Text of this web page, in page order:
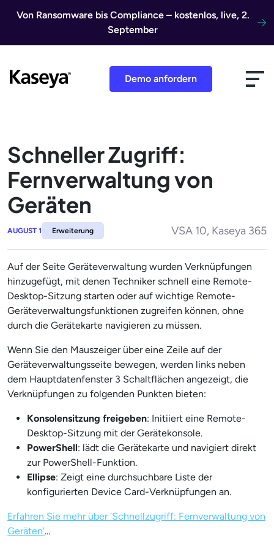
Von Ransomware bis Compliance – kostenlos, live, 2.
September
Demo anfordern
Schneller Zugriff:
Fernverwaltung von
Geräten
AUGUST 1 Erweiterung VSA 10, Kaseya 365
Auf der Seite Geräteverwaltung wurden Verknüpfungen
hinzugefügt, mit denen Techniker schnell eine Remote-
Desktop-Sitzung starten oder auf wichtige Remote-
Geräteverwaltungsfunktionen zugreifen können, ohne
durch die Gerätekarte navigieren zu müssen.
Wenn Sie den Mauszeiger über eine Zeile auf der
Geräteverwaltungsseite bewegen, werden links neben
dem Hauptdatenfenster 3 Schaltflächen angezeigt, die
Verknüpfungen zu folgenden Punkten bieten:
Konsolensitzung freigeben: Initiiert eine Remote-
Desktop-Sitzung mit der Gerätekonsole.
PowerShell: lädt die Gerätekarte und navigiert direkt
zur PowerShell-Funktion.
Ellipse: Zeigt eine durchsuchbare Liste der
konfigurierten Device Card-Verknüpfungen an.
Erfahren Sie mehr über 'Schnellzugriff: Fernverwaltung von
Geräten'...